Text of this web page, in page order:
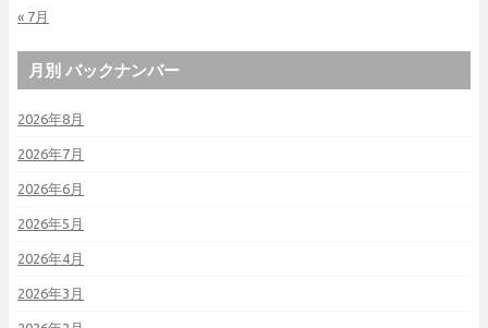
« 7月
月別 バックナンバー
2026年8月
2026年7月
2026年6月
2026年5月
2026年4月
2026年3月